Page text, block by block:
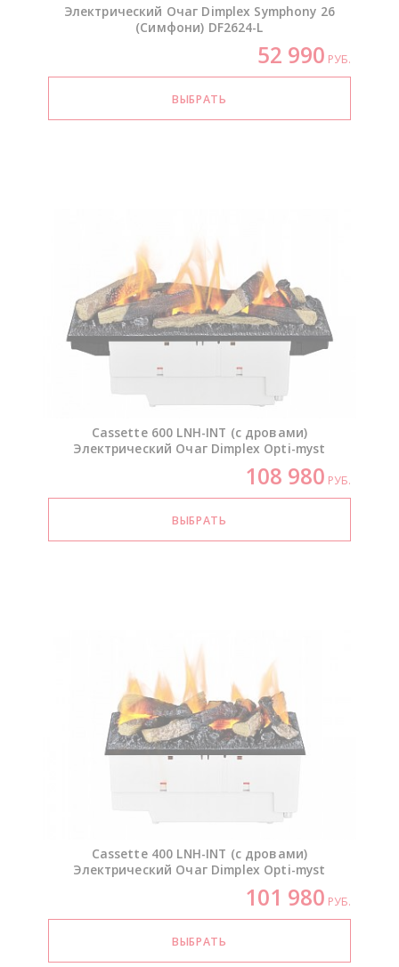
Электрический Очаг Dimplex Symphony 26
(Симфони) DF2624-L
52 990 РУБ.
Cassette 600 LNH-INT (с дровами)
Электрический Очаг Dimplex Opti-myst
108 980 РУБ.
Cassette 400 LNH-INT (с дровами)
Электрический Очаг Dimplex Opti-myst
101 980 РУБ.